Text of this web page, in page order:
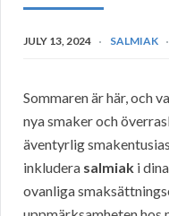
JULY 13, 2024 SALMIAK
Sommaren är här, och
nya smaker och
äventyrlig
inkludera salmiak i
ovanliga